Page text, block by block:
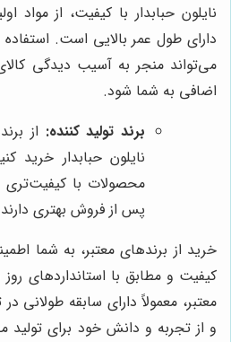
نایلون حبابدار با کیفیت، از مواد
دارای طول عمر بالایی است. استفاده
می‌تواند منجر به آسیب دیدگی
اضافی به شما شود.
برند تولید کننده: از
نایلون حبابدار خرید
محصولات با کیفیت‌تری
پس از فروش بهتری
خرید از برندهای معتبر، به شما
کیفیت و مطابق با استانداردهای
معتبر، معمولاً دارای سابقه طولانی
و از تجربه و دانش خود برای تولید